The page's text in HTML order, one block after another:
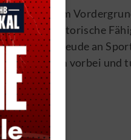
Lernen im
werden motorische
ihre Freude an
Komm vorbei und